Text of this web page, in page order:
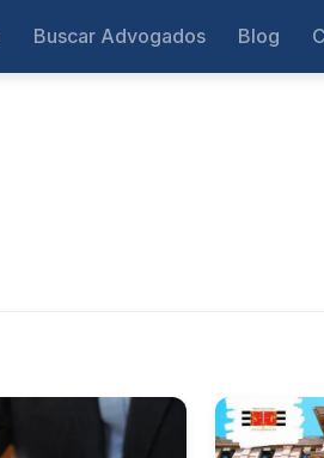
Buscar Advogados Blog